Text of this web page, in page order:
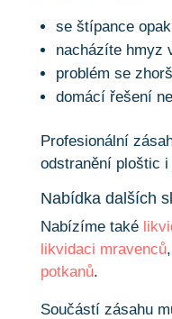
se štípance
nacházíte hmyz
problém se
domácí řešení
Profesionální
odstranění ploštic
Nabídka dalších
Nabízíme také
likvidaci mravenců,
potkanů.
Součástí zásahu